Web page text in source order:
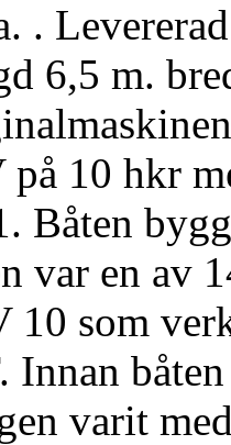
.
6,5 m.
på 10 hkr
Båten
var en av
10 som
Innan
varit